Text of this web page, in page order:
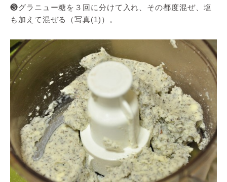
❸グラニュー糖を３回に分けて入れ、その都度混ぜ、塩
も加えて混ぜる（写真(1)）。